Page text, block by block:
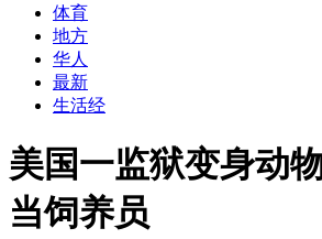
体育
地方
华人
最新
生活经
美国一监狱变身动
当饲养员